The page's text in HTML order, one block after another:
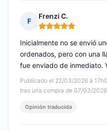
F
Frenzi C.
Nota: 5 de 5
Publicado el 22/03/2026 à
tras una compra de 07/03/2026
Inicialmente no se envió
ordenados, pero con una
fue enviado de inmediato.
Opinión traducida